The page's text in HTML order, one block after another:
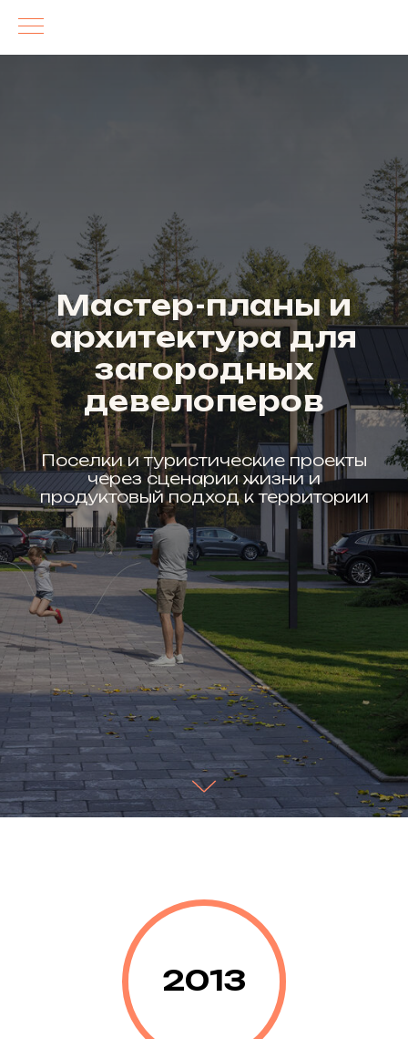
Мастер-планы и
архитектура для
загородных
девелоперов
Поселки и туристические проекты
через сценарии жизни и
продуктовый подход к территории
2013